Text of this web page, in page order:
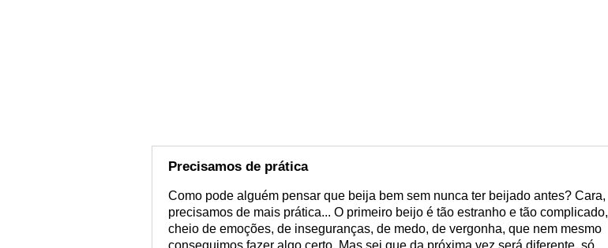
Precisamos de prática
Como pode alguém pensar que beija bem sem nunca ter beijado antes? Cara,
precisamos de mais prática... O primeiro beijo é tão estranho e tão complicado,
cheio de emoções, de inseguranças, de medo, de vergonha, que nem mesmo
conseguimos fazer algo certo. Mas sei que da próxima vez será diferente, só